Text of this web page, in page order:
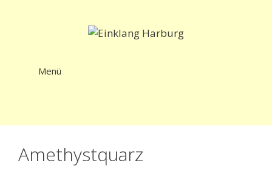
Menü
Amethystquarz